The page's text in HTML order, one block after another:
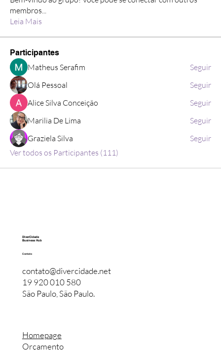
membros...
Leia Mais
Participantes
Matheus Serafim
Seguir
Olá Pessoal
Seguir
Alice Silva Conceição
Seguir
Marilia De Lima
Seguir
Graziela Silva
Seguir
Ver todos os Participantes (111)
DiverCidade
Business Hub
Contato
contato@divercidade.net
19 920 010 580
São Paulo, São Paulo.
Homepage
Orçamento